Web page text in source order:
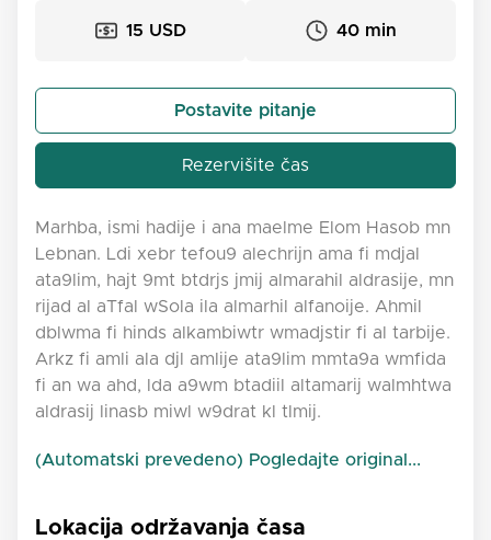
15 USD 40 min
Postavite pitanje
Rezervišite čas
Marhba, ismi hadije i ana maelme Elom Hasob mn
Lebnan. Ldi xebr tefou9 alechrijn ama fi mdjal
ata9lim, hajt 9mt btdrjs jmij almarahil aldrasije, mn
rijad al aTfal wSola ila almarhil alfanoije. Ahmil
dblwma fi hinds alkambiwtr wmadjstir fi al tarbije.
Arkz fi amli ala djl amlije ata9lim mmta9a wmfida
fi an wa ahd, lda a9wm btadiil altamarij walmhtwa
aldrasij linasb miwl w9drat kl tlmij.
(Automatski prevedeno) Pogledajte original...
Lokacija održavanja časa